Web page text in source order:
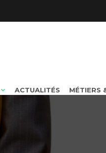
ACTUALITÉS MÉTIERS